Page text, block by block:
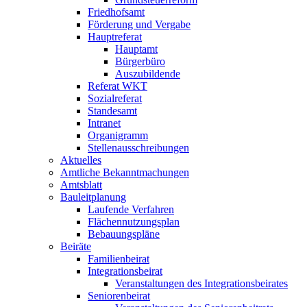
Friedhofsamt
Förderung und Vergabe
Hauptreferat
Hauptamt
Bürgerbüro
Auszubildende
Referat WKT
Sozialreferat
Standesamt
Intranet
Organigramm
Stellenausschreibungen
Aktuelles
Amtliche Bekanntmachungen
Amtsblatt
Bauleitplanung
Laufende Verfahren
Flächennutzungsplan
Bebauungspläne
Beiräte
Familienbeirat
Integrationsbeirat
Veranstaltungen des Integrationsbeirates
Seniorenbeirat